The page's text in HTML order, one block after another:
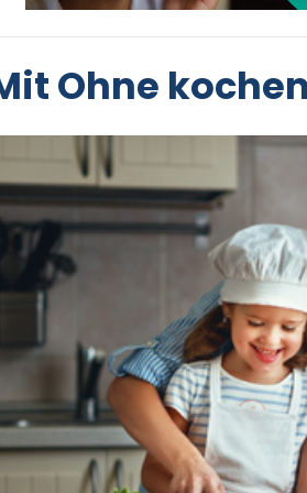
Ohne